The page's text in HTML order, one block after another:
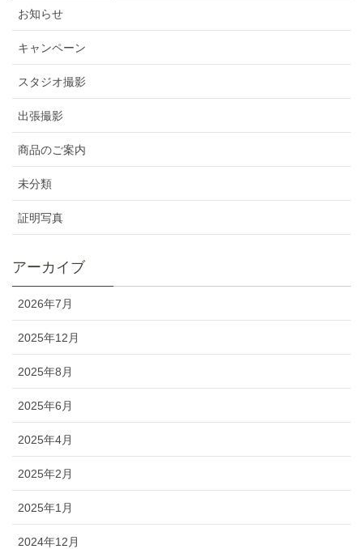
お知らせ
キャンペーン
スタジオ撮影
出張撮影
商品のご案内
未分類
証明写真
アーカイブ
2026年7月
2025年12月
2025年8月
2025年6月
2025年4月
2025年2月
2025年1月
2024年12月